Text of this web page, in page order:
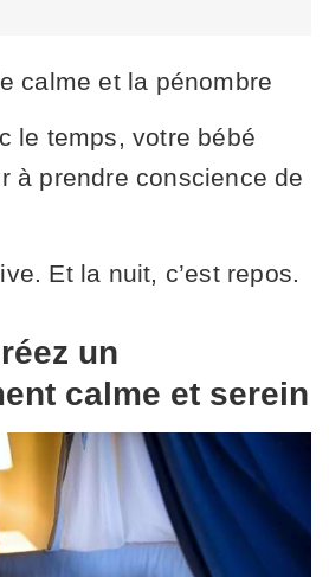
calme et la pénombre
le temps, votre bébé
à prendre conscience de
Et la nuit, c’est repos.
un
calme et serein